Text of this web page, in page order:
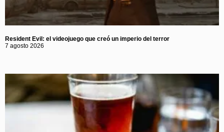
Resident Evil: el videojuego que creó un imperio del terror
7 agosto 2026